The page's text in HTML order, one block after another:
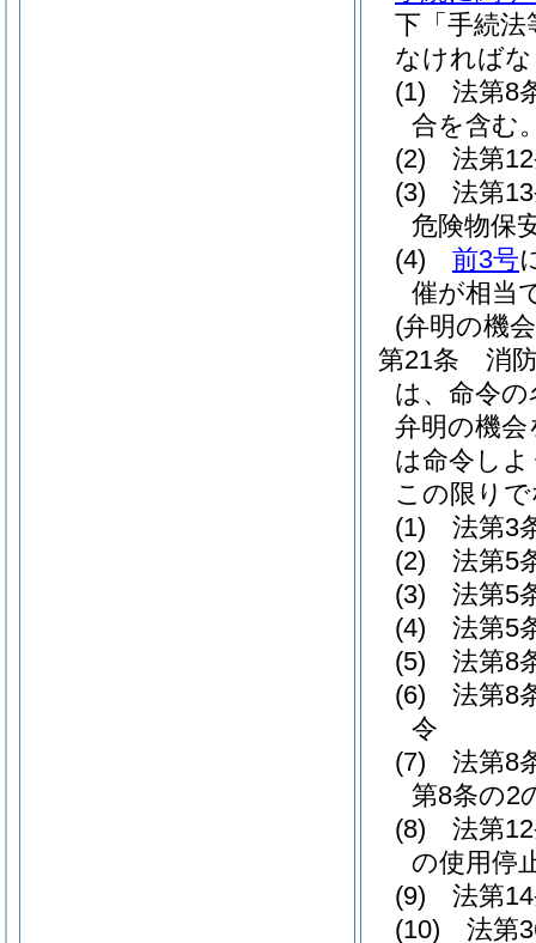
下「手続法
なければ
(1)
法第8
合を含む
(2)
法第
(3)
法第
危険物保
(4)
前3号
催が相当
(弁明の機
第21条
消
は、命令
弁明の機
は命令し
この限り
(1)
法第3
(2)
法第5
(3)
法第5
(4)
法第5
(5)
法第8
(6)
法第8
令
(7)
法第8
第8条の2
(8)
法第
の使用停
(9)
法第
(10)
法第